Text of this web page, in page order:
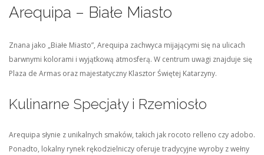
Arequipa – Białe Miasto
Znana jako „Białe Miasto”, Arequipa zachwyca mijającymi się na ulicach
barwnymi kolorami i wyjątkową atmosferą. W centrum uwagi znajduje się
Plaza de Armas oraz majestatyczny Klasztor Świętej Katarzyny.
Kulinarne Specjały i Rzemiosło
Arequipa słynie z unikalnych smaków, takich jak rocoto relleno czy adobo.
Ponadto, lokalny rynek rękodzielniczy oferuje tradycyjne wyroby z wełny